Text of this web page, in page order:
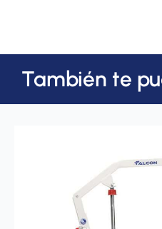
También te